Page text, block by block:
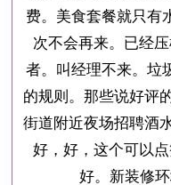
费。美食套餐就只有
次不会再来。已经
者。叫经理不来。垃
的规则。那些说好评
街道附近夜场招聘酒
好，好，这个可以
好。新装修